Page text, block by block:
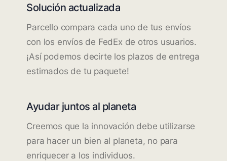
Solución actualizada
Parcello compara cada uno de tus envíos
con los envíos de FedEx de otros usuarios.
¡Así podemos decirte los plazos de entrega
estimados de tu paquete!
Ayudar juntos al planeta
Creemos que la innovación debe utilizarse
para hacer un bien al planeta, no para
enriquecer a los individuos.